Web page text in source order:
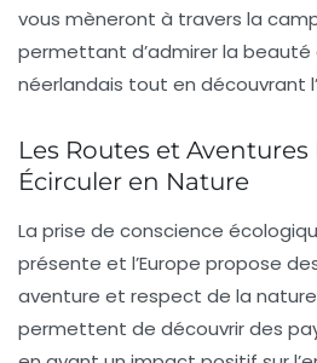
vous mèneront à travers la
permettant d’admirer la beauté
néerlandais tout en découvrant
Les Routes et Aventures
Écirculer en Nature
La prise de conscience
présente et l’Europe propose
aventure et respect de la
permettent de découvrir des